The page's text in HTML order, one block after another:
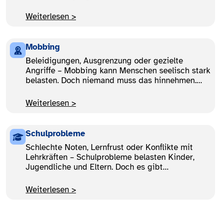
Beratungsstellen unterstützen und welche
Hilfsangebote es für Betroffene gibt.
Weiterlesen >
Mobbing
Beleidigungen, Ausgrenzung oder gezielte
Angriffe – Mobbing kann Menschen seelisch stark
belasten. Doch niemand muss das hinnehmen.
welche Schritte Sie jetzt gehen können und wo
Sie Unterstützung finden.
Weiterlesen >
Schulprobleme
Schlechte Noten, Lernfrust oder Konflikte mit
Lehrkräften – Schulprobleme belasten Kinder,
Jugendliche und Eltern. Doch es gibt
Schulprobleme reagieren können, welche
Hilfsangebote es gibt und wo Sie Beratung
Weiterlesen >